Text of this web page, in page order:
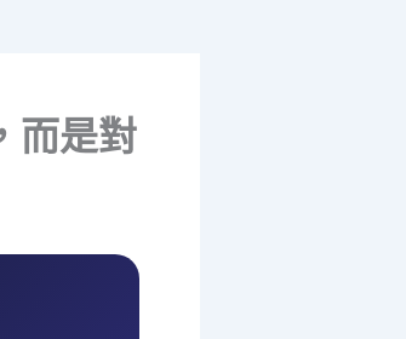
而是對